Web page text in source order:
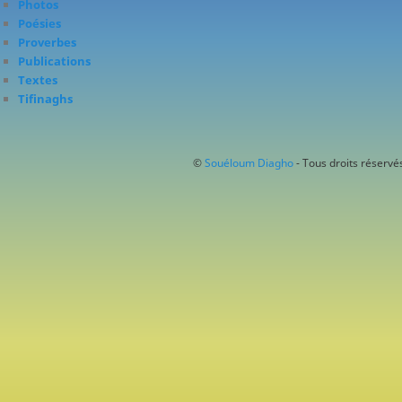
Photos
Poésies
Proverbes
Publications
Textes
Tifinaghs
© Souéloum Diagho- Tous droits